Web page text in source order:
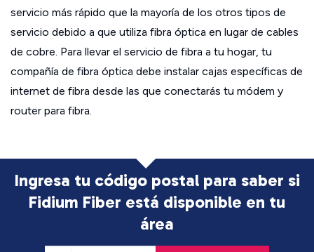
servicio más rápido que la mayoría de los otros tipos de
servicio debido a que utiliza fibra óptica en lugar de cables
de cobre. Para llevar el servicio de fibra a tu hogar, tu
compañía de fibra óptica debe instalar cajas específicas de
internet de fibra desde las que conectarás tu módem y
router para fibra.
Ingresa tu código postal para saber si
Fidium Fiber está disponible en tu
área